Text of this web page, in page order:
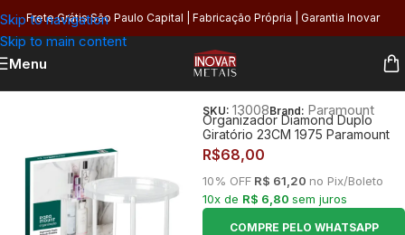
Skip to navigation
Skip to main content
Frete Grátis São Paulo Capital | Fabricação Própria | Garantia Inovar
Menu
SKU: 13008Brand: Paramount
Organizador Diamond Duplo
Giratório 23CM 1975 Paramount
R$68,00
10% OFF R$ 61,20 no Pix/Boleto
10x de R$ 6,80 sem juros
COMPRE PELO WHATSAPP